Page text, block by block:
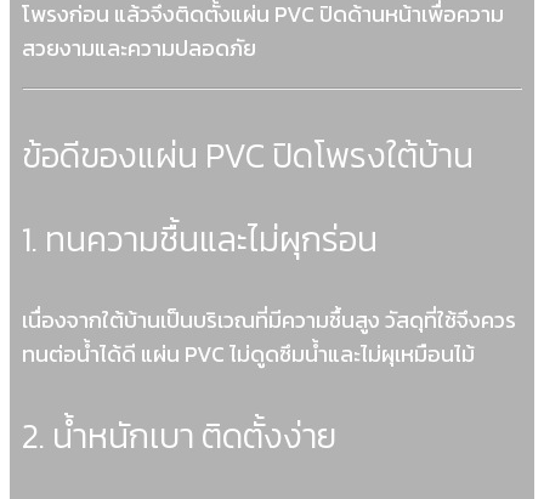
โพรงก่อน แล้วจึงติดตั้งแผ่น PVC ปิดด้านหน้าเพื่อความ
สวยงามและความปลอดภัย
ข้อดีของแผ่น PVC ปิดโพรงใต้บ้าน
1. ทนความชื้นและไม่ผุกร่อน
เนื่องจากใต้บ้านเป็นบริเวณที่มีความชื้นสูง วัสดุที่ใช้จึงควร
ทนต่อน้ำได้ดี แผ่น PVC ไม่ดูดซึมน้ำและไม่ผุเหมือนไม้
2. น้ำหนักเบา ติดตั้งง่าย